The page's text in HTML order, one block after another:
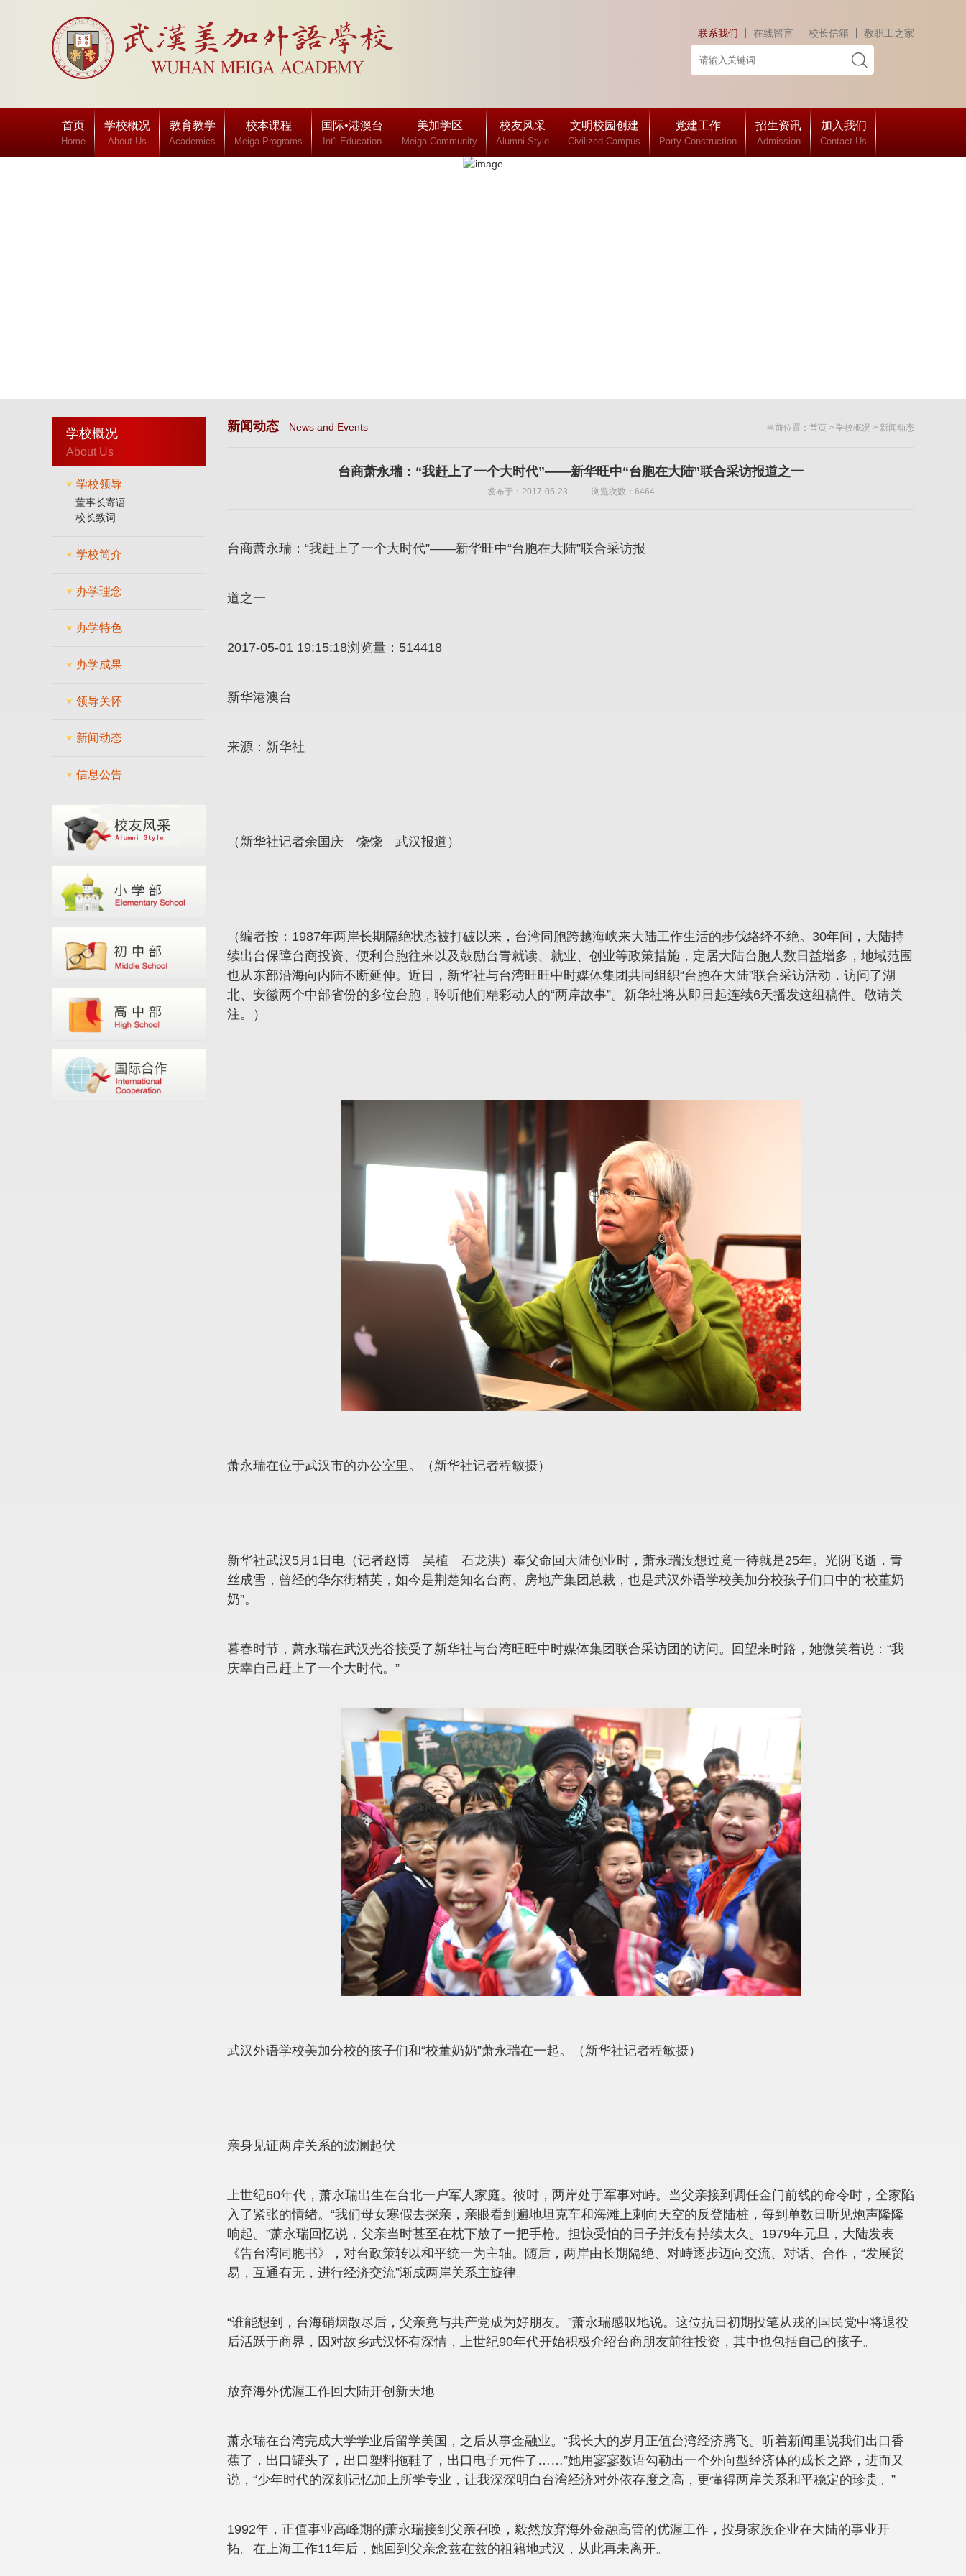
联系我们 在线留言 校长信箱 教职工之家
首页
Home
学校概况
About Us
教育教学
Academics
校本课程
Meiga Programs
国际•港澳台
Int'l Education
美加学区
Meiga Community
校友风采
Alumni Style
文明校园创建
Civilized Campus
党建工作
Party Construction
招生资讯
Admission
加入我们
Contact Us
学校概况
About Us
学校领导
董事长寄语
校长致词
学校简介
办学理念
办学特色
办学成果
领导关怀
新闻动态
信息公告
新闻动态 News and Events 当前位置： 首页 > 学校概况 > 新闻动态
台商萧永瑞：“我赶上了一个大时代”——新华旺中“台胞在大陆”联合采访报道之一
发布于：2017-05-23 浏览次数：6464
台商萧永瑞：“我赶上了一个大时代”——新华旺中“台胞在大陆”联合采访报
道之一
2017-05-01 19:15:18浏览量：514418
新华港澳台
来源：新华社
（新华社记者余国庆 饶饶 武汉报道）
（编者按：1987年两岸长期隔绝状态被打破以来，台湾同胞跨越海峡来大陆工作生活的步伐络绎不绝。30年间，大陆持
续出台保障台商投资、便利台胞往来以及鼓励台青就读、就业、创业等政策措施，定居大陆台胞人数日益增多，地域范围
也从东部沿海向内陆不断延伸。近日，新华社与台湾旺旺中时媒体集团共同组织“台胞在大陆”联合采访活动，访问了湖
北、安徽两个中部省份的多位台胞，聆听他们精彩动人的“两岸故事”。新华社将从即日起连续6天播发这组稿件。敬请关
注。）
萧永瑞在位于武汉市的办公室里。（新华社记者程敏摄）
新华社武汉5月1日电（记者赵博 吴植 石龙洪）奉父命回大陆创业时，萧永瑞没想过竟一待就是25年。光阴飞逝，青
丝成雪，曾经的华尔街精英，如今是荆楚知名台商、房地产集团总裁，也是武汉外语学校美加分校孩子们口中的“校董奶
奶”。
暮春时节，萧永瑞在武汉光谷接受了新华社与台湾旺旺中时媒体集团联合采访团的访问。回望来时路，她微笑着说：“我
庆幸自己赶上了一个大时代。”
武汉外语学校美加分校的孩子们和“校董奶奶”萧永瑞在一起。（新华社记者程敏摄）
亲身见证两岸关系的波澜起伏
上世纪60年代，萧永瑞出生在台北一户军人家庭。彼时，两岸处于军事对峙。当父亲接到调任金门前线的命令时，全家陷
入了紧张的情绪。“我们母女寒假去探亲，亲眼看到遍地坦克车和海滩上刺向天空的反登陆桩，每到单数日听见炮声隆隆
响起。”萧永瑞回忆说，父亲当时甚至在枕下放了一把手枪。担惊受怕的日子并没有持续太久。1979年元旦，大陆发表
《告台湾同胞书》，对台政策转以和平统一为主轴。随后，两岸由长期隔绝、对峙逐步迈向交流、对话、合作，“发展贸
易，互通有无，进行经济交流”渐成两岸关系主旋律。
“谁能想到，台海硝烟散尽后，父亲竟与共产党成为好朋友。”萧永瑞感叹地说。这位抗日初期投笔从戎的国民党中将退役
后活跃于商界，因对故乡武汉怀有深情，上世纪90年代开始积极介绍台商朋友前往投资，其中也包括自己的孩子。
放弃海外优渥工作回大陆开创新天地
萧永瑞在台湾完成大学学业后留学美国，之后从事金融业。“我长大的岁月正值台湾经济腾飞。听着新闻里说我们出口香
蕉了，出口罐头了，出口塑料拖鞋了，出口电子元件了……”她用寥寥数语勾勒出一个外向型经济体的成长之路，进而又
说，“少年时代的深刻记忆加上所学专业，让我深深明白台湾经济对外依存度之高，更懂得两岸关系和平稳定的珍贵。”
1992年，正值事业高峰期的萧永瑞接到父亲召唤，毅然放弃海外金融高管的优渥工作，投身家族企业在大陆的事业开
拓。在上海工作11年后，她回到父亲念兹在兹的祖籍地武汉，从此再未离开。